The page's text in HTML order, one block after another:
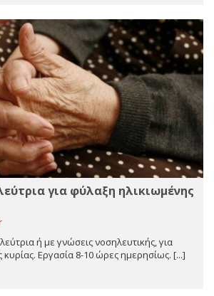
για φύλαξη ηλικιωμένης
ή με γνώσεις νοσηλευτικής, για
κυρίας. Εργασία 8-10 ώρες ημερησίως. [...]